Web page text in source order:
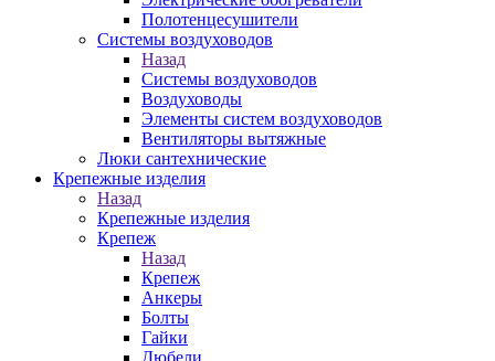
Полотенцесушители
Системы воздуховодов
Назад
Системы воздуховодов
Воздуховоды
Элементы систем воздуховодов
Вентиляторы вытяжные
Люки сантехнические
Крепежные изделия
Назад
Крепежные изделия
Крепеж
Назад
Крепеж
Анкеры
Болты
Гайки
Дюбели